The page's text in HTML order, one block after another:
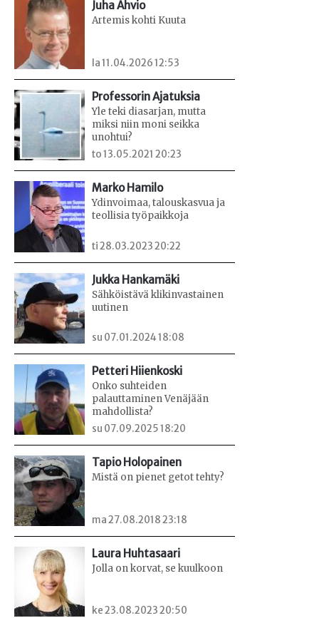
Juha Ahvio
Artemis kohti Kuuta
la 11.04.2026 12:53
Professorin Ajatuksia
Yle teki diasarjan, mutta
miksi niin moni seikka
unohtui?
to 13.05.2021 20:23
Marko Hamilo
Ydinvoimaa, talouskasvua ja
teollisia työpaikkoja
ti 28.03.2023 20:22
Jukka Hankamäki
Sähköistävä klikinvastainen
uutinen
su 07.01.2024 18:08
Petteri Hiienkoski
Onko suhteiden
palauttaminen Venäjään
mahdollista?
su 07.09.2025 18:20
Tapio Holopainen
Mistä on pienet getot tehty?
ma 27.08.2018 23:18
Laura Huhtasaari
Jolla on korvat, se kuulkoon
ke 23.08.2023 20:50